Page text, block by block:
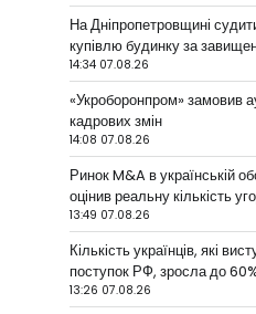
На Дніпропетровщині
купівлю будинку за
14:34 07.08.26
«Укроборонпром» замовив
кадрових змін
14:08 07.08.26
Ринок M&A в українській
оцінив реальну кількість
13:49 07.08.26
Кількість українців, які
поступок РФ, зросла до
13:26 07.08.26